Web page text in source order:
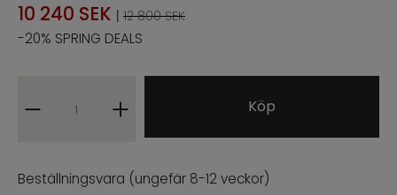
NÒRE COLLECTION
PROFFESIONAL B2B
10 240 SEK | 12 800 SEK
-20% SPRING DEALS
Köp
Beställningsvara (ungefär 8-12 veckor)